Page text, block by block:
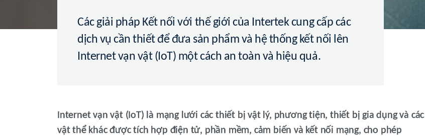
Các giải pháp Kết nối với thế giới của Intertek cung cấp các
dịch vụ cần thiết để đưa sản phẩm và hệ thống kết nối lên
Internet vạn vật (IoT) một cách an toàn và hiệu quả.
Internet vạn vật (IoT) là mạng lưới các thiết bị vật lý, phương tiện, thiết bị gia dụng và các
vật thể khác được tích hợp điện tử, phần mềm, cảm biến và kết nối mạng, cho phép